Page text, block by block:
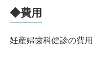
◆費用
妊産婦歯科健診の費